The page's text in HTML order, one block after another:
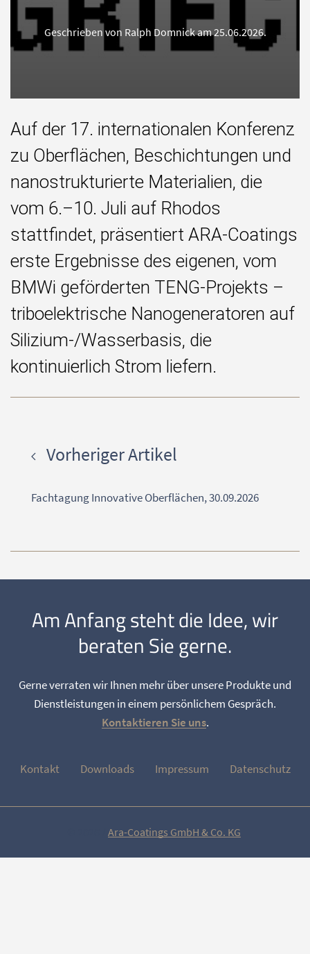
Geschrieben von Ralph Domnick am25.06.2026.
Auf der 17. internationalen Konferenz
zu Oberflächen, Beschichtungen und
nanostrukturierte Materialien, die
vom 6.–10. Juli auf Rhodos
stattfindet, präsentiert ARA-Coatings
erste Ergebnisse des eigenen, vom
BMWi geförderten TENG-Projekts –
triboelektrische Nanogeneratoren auf
Silizium-/Wasserbasis, die
kontinuierlich Strom liefern.
Vorheriger Artikel
Fachtagung Innovative Oberflächen, 30.09.2026
Am Anfang steht die Idee, wir
beraten Sie gerne.
Gerne verraten wir Ihnen mehr über unsere Produkte und
Dienstleistungen in einem persönlichem Gespräch.
Kontaktieren Sie uns.
Kontakt Downloads Impressum Datenschutz
Ara-Coatings GmbH & Co. KG